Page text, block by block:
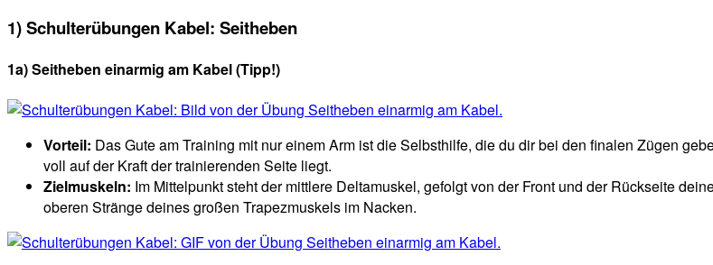
1) Schulterübungen Kabel: Seitheben
1a) Seitheben einarmig am Kabel (Tipp!)
Vorteil: Das Gute am Training mit nur einem Arm ist die Selbsthilfe, die du dir bei den finalen Zügen
voll auf der Kraft der trainierenden Seite liegt.
Zielmuskeln: Im Mittelpunkt steht der mittlere Deltamuskel, gefolgt von der Front und der Rückseite
oberen Stränge deines großen Trapezmuskels im Nacken.